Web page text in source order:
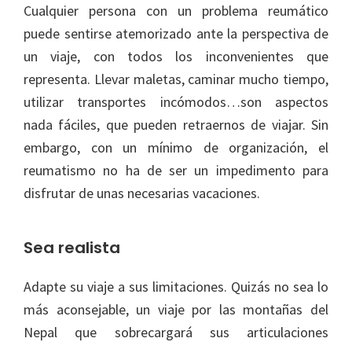
Cualquier persona con un problema reumático
puede sentirse atemorizado ante la perspectiva de
un viaje, con todos los inconvenientes que
representa. Llevar maletas, caminar mucho tiempo,
utilizar transportes incómodos…son aspectos
nada fáciles, que pueden retraernos de viajar. Sin
embargo, con un mínimo de organización, el
reumatismo no ha de ser un impedimento para
disfrutar de unas necesarias vacaciones.
Sea realista
Adapte su viaje a sus limitaciones. Quizás no sea lo
más aconsejable, un viaje por las montañas del
Nepal que sobrecargará sus articulaciones